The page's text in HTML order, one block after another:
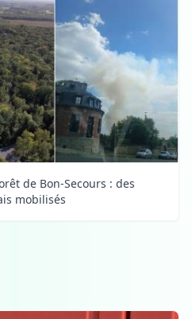
de Bon-Secours : des
mobilisés